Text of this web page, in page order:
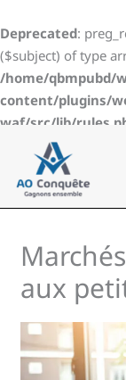
Deprecated:
($subject) of type
/home/qbmpubd/
content/plugins/
waf/src/lib/
au
contenu
aux